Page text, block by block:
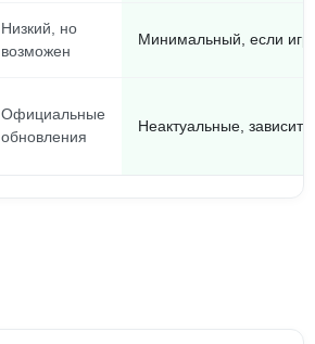
Низкий, но
возможен
Минимальный, если
Официальные
обновления
Неактуальные, зависит